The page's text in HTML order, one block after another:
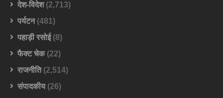
देश-विदेश(2,713)
पर्यटन(481)
पहाड़ी रसोई(8)
फैक्ट चेक(22)
राजनीति(2,514)
संपादकीय(26)